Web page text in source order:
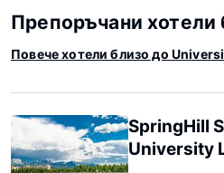
Препоръчани
Повече хотели близо до
SpringHill
University